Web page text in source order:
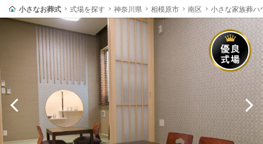
小さなお葬式 式場を探す 神奈川県 相模原市 南区 小さな家族葬ハ